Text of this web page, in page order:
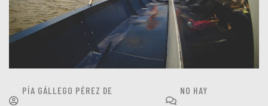
PÍA GÁLLEGO PÉREZ DE
NO HAY